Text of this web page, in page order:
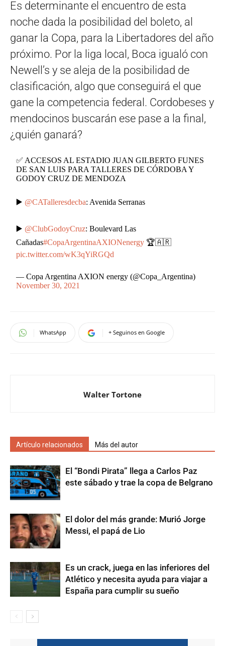
Es determinante el encuentro de esta
noche dada la posibilidad del boleto, al
ganar la Copa, para la Libertadores del año
próximo. Por la liga local, Boca igualó con
Newell’s y se aleja de la posibilidad de
clasificación, algo que conseguirá el que
gane la competencia federal. Cordobeses y
mendocinos buscarán ese pase a la final,
¿quién ganará?
✅ ACCESOS AL ESTADIO JUAN GILBERTO FUNES
DE SAN LUIS PARA TALLERES DE CÓRDOBA Y
GODOY CRUZ DE MENDOZA
▶️ @CATalleresdecba: Avenida Serranas
▶️ @ClubGodoyCruz: Boulevard Las
Cañadas#CopaArgentinaAXIONenergy 🏆🇦🇷
pic.twitter.com/wK3qYiRGQd
— Copa Argentina AXION energy (@Copa_Argentina)
November 30, 2021
WhatsApp + Seguinos en Google
Walter Tortone
Artículo relacionados Más del autor
El “Bondi Pirata” llega a Carlos Paz
este sábado y trae la copa de Belgrano
El dolor del más grande: Murió Jorge
Messi, el papá de Lio
Es un crack, juega en las inferiores del
Atlético y necesita ayuda para viajar a
España para cumplir su sueño